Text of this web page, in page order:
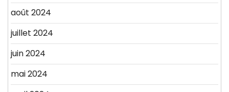
août 2024
juillet 2024
juin 2024
mai 2024